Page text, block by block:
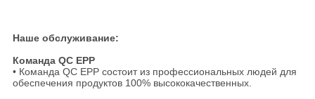
Наше обслуживание:
Команда QC EPP
• Команда QC EPP состоит из профессиональных людей для
обеспечения продуктов 100% высококачественных.